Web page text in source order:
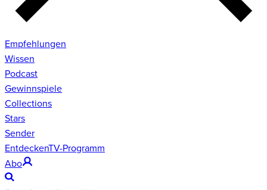
Empfehlungen
Wissen
Podcast
Gewinnspiele
Collections
Stars
Sender
EntdeckenTV-Programm
Abo